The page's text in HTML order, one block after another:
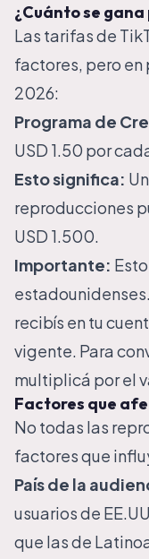
¿Cuánto se
Las tarifas de
factores, pero en
2026:
Programa de
USD 1.50 por
Esto significa:
reproducciones
USD 1.500.
Importante:
recibís en tu
vigente. Para
multiplicá por el
Factores que
No todas las
factores que
País de la
usuarios de
que las de